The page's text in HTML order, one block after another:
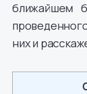
ближайшем
них и